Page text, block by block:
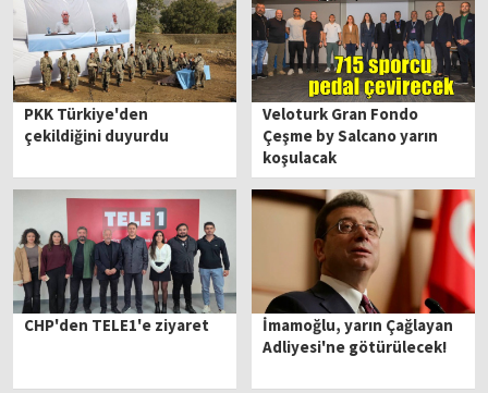
PKK Türkiye'den
çekildiğini duyurdu
Veloturk Gran Fondo
Çeşme by Salcano yarın
koşulacak
CHP'den TELE1'e ziyaret
İmamoğlu, yarın Çağlayan
Adliyesi'ne götürülecek!